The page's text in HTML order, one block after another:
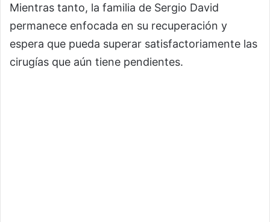
Mientras tanto, la familia de Sergio David
permanece enfocada en su recuperación y
espera que pueda superar satisfactoriamente las
cirugías que aún tiene pendientes.